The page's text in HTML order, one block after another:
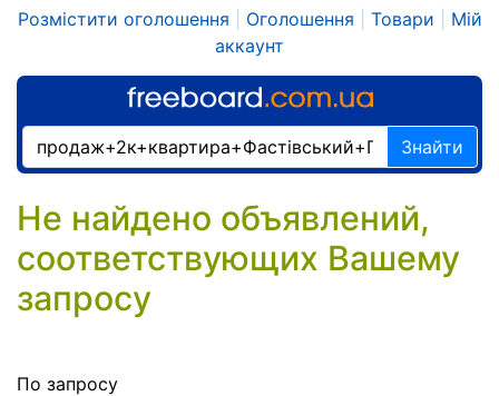
Розмістити оголошення Оголошення Товари
Мій
аккаунт
Знайти
Не найдено объявлений,
соответствующих Вашему
запросу
По запросу